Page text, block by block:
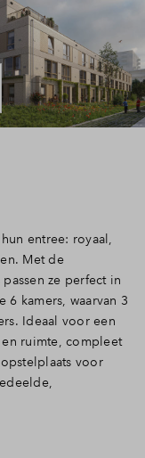
Inloggen
entree: royaal,
Met de
ze perfect in
kamers, waarvan 3
Ideaal voor een
ruimte, compleet
voor